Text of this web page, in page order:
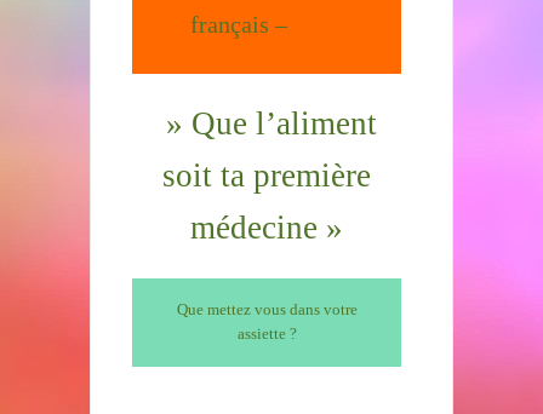
français –
» Que l’aliment
soit ta première
médecine »
Que mettez vous dans votre
assiette ?